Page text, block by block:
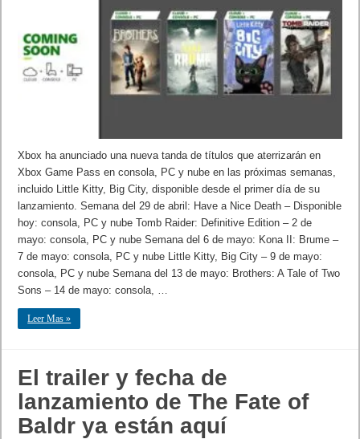
Xbox ha anunciado una nueva tanda de títulos que aterrizarán en
Xbox Game Pass en consola, PC y nube en las próximas semanas,
incluido Little Kitty, Big City, disponible desde el primer día de su
lanzamiento. Semana del 29 de abril: Have a Nice Death – Disponible
hoy: consola, PC y nube Tomb Raider: Definitive Edition – 2 de
mayo: consola, PC y nube Semana del 6 de mayo: Kona II: Brume –
7 de mayo: consola, PC y nube Little Kitty, Big City – 9 de mayo:
consola, PC y nube Semana del 13 de mayo: Brothers: A Tale of Two
Sons – 14 de mayo: consola, …
Leer Mas »
El trailer y fecha de
lanzamiento de The Fate of
Baldr ya están aquí